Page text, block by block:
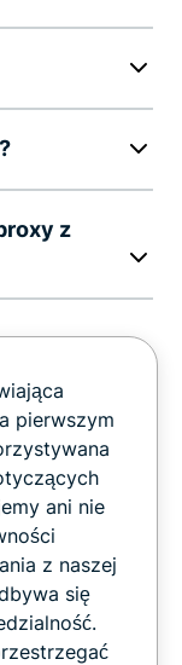
z
pierwszym
ani nie
z naszej
się